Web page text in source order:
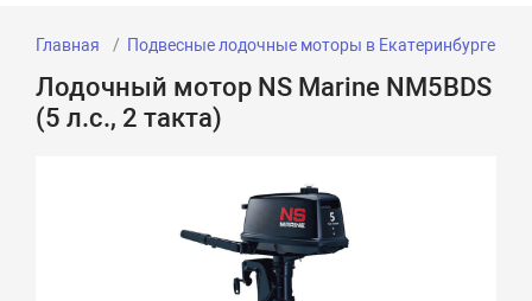
Главная Подвесные лодочные моторы в Екатеринбурге
Лодочный мотор NS Marine NM5BDS
(5 л.с., 2 такта)